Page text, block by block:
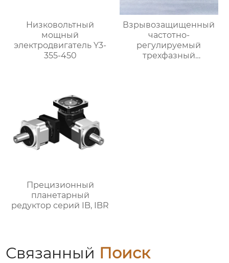
Низковольтный
мощный
электродвигатель Y3-
355-450
Взрывозащищенный
частотно-
регулируемый
трехфазный
Прецизионный
планетарный
редуктор серий IB, IBR
Связанный Поиск